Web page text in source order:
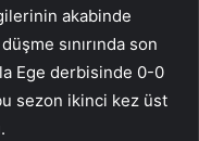
akabinde
sınırında son
Ege derbisinde 0-0
sezon ikinci kez üst